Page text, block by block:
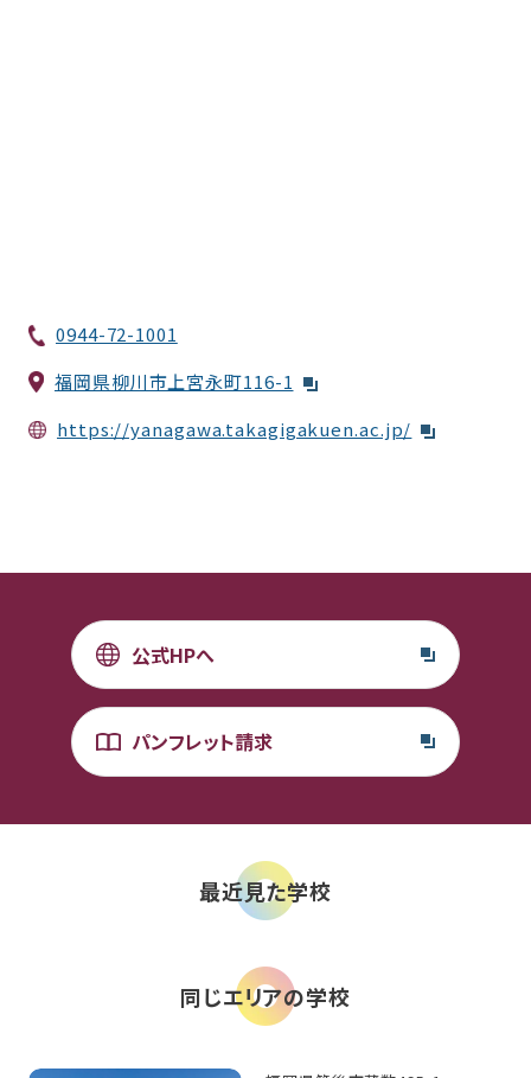
0944-72-1001
福岡県柳川市上宮永町116-1
https://yanagawa.takagigakuen.ac.jp/
公式HPへ
パンフレット請求
最近見た学校
同じエリアの学校